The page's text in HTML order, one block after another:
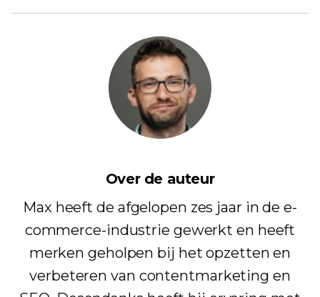
Over de auteur
Max heeft de afgelopen zes jaar in de e-
commerce-industrie gewerkt en heeft
merken geholpen bij het opzetten en
verbeteren van contentmarketing en